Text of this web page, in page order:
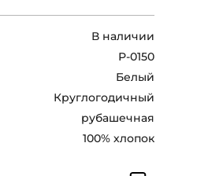
В наличии
Р-0150
Белый
Круглогодичный
рубашечная
100% хлопок